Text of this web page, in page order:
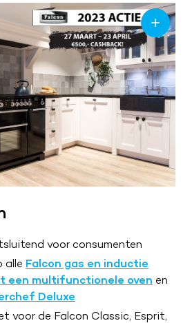
voor consumenten
alle Falcon gas en inductie
een multifunctionele oven en
Deluxe
voor de Falcon Classic, Esprit,